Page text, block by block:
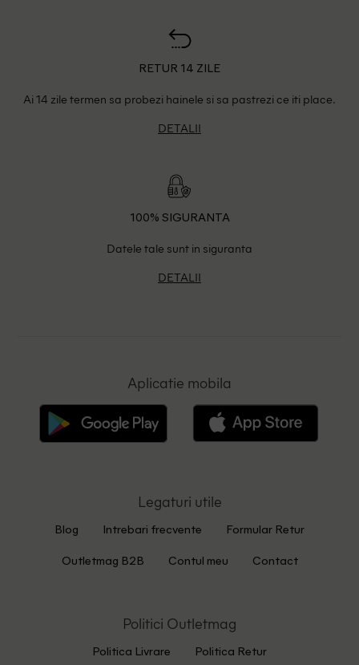
RETUR 14 ZILE
Ai 14 zile termen sa probezi hainele si sa pastrezi ce iti place.
DETALII
100% SIGURANTA
Datele tale sunt in siguranta
DETALII
Aplicatie mobila
Legaturi utile
Blog Intrebari frecvente Formular Retur
Outletmag B2B Contul meu Contact
Politici Outletmag
Politica Livrare Politica Retur